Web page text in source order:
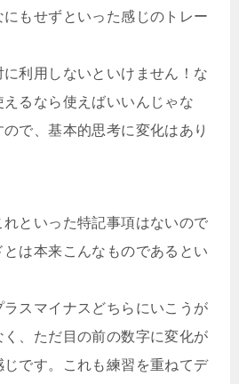
もせずといった感じのトレー
利用しないといけません！な
るなら使えばいいんじゃな
で、基本的思考に変化はあり
といった特記事項はないので
は本来こんなものであるとい
スマイナスどちらにいこうが
、ただ目の前の数字に変化が
です。これも練習を重ねてデ